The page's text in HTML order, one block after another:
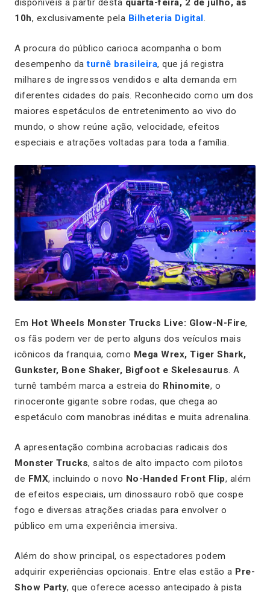
disponíveis a partir desta quarta-feira, 2 de julho, às
10h, exclusivamente pela Bilheteria Digital.
A procura do público carioca acompanha o bom
desempenho daturnê brasileira, que já registra
milhares de ingressos vendidos e alta demanda em
diferentes cidades do país. Reconhecido como um dos
maiores espetáculos de entretenimento ao vivo do
mundo, o show reúne ação, velocidade, efeitos
especiais e atrações voltadas para toda a família.
Em Hot Wheels Monster Trucks Live: Glow-N-Fire,
os fãs podem ver de perto alguns dos veículos mais
icônicos da franquia, como Mega Wrex, Tiger Shark,
Gunkster, Bone Shaker, Bigfoot e Skelesaurus. A
turnê também marca a estreia do Rhinomite, o
rinoceronte gigante sobre rodas, que chega ao
espetáculo com manobras inéditas e muita adrenalina.
A apresentação combina acrobacias radicais dos
Monster Trucks, saltos de alto impacto com pilotos
de FMX, incluindo o novo No-Handed Front Flip, além
de efeitos especiais, um dinossauro robô que cospe
fogo e diversas atrações criadas para envolver o
público em uma experiência imersiva.
Além do show principal, os espectadores podem
adquirir experiências opcionais. Entre elas estão a Pre-
Show Party, que oferece acesso antecipado à pista